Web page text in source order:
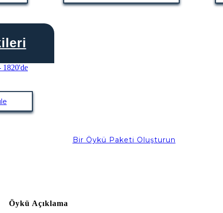
Bir Öykü Paketi Oluşturun
Öykü Açıklama